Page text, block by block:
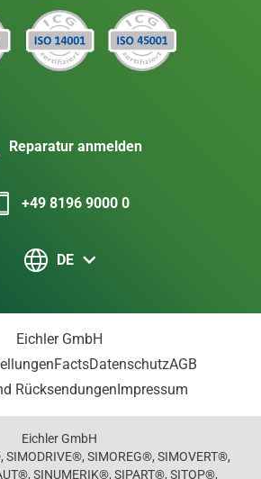
Reparatur anmelden
+49 8196 9000 0
DE
Eichler GmbH
FactsDatenschutzAGB
RücksendungenImpressum
Eichler GmbH
SIMODRIVE®, SIMOREG®, SIMOVERT®,
SINUMERIK®, SIPART®, SITOP®,